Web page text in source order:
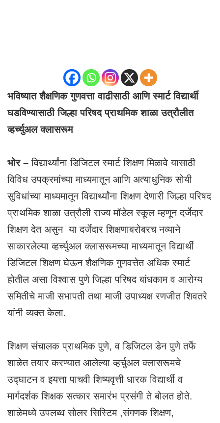
भविष्यात शैक्षणिक गुणवत्ता वाढीसाठी आणि स्मार्ट विद्यार्थी
घडविण्यासाठी जिल्हा परिषद प्राथमिक शाळा उत्रौलीत
व्हर्च्युअल क्लासरूम
भोर – विद्यार्थ्यांना डिजिटल स्मार्ट शिक्षण मिळावे यासाठी
विविध उपक्रमांच्या माध्यमातून आणि अत्याधुनिक सोयी
सुविधांच्या माध्यमातून विद्यार्थ्यांना शिक्षण देणारी जिल्हा परिषद
प्राथमिक शाळा उत्रौली राज्य मॉडेल स्कूल म्हणून दर्जेदार
शिक्षण देत असुन या दर्जेदार शिक्षणाबरोबरच नव्याने
साकारलेल्या व्हर्च्युअल क्लासरूमच्या माध्यमातून विद्यार्थी
डिजिटल शिक्षण घेऊन शैक्षणिक गुणवत्तेत अधिक स्मार्ट
होतील असा विश्वास पुणे जिल्हा परिषद बांधकाम व आरोग्य
समितीचे माजी सभापती तथा माजी उपाध्यक्ष रणजीत शिवतरे
यांनी व्यक्त केला.
शिक्षण संचालक प्राथमिक पुणे, व डिजिटल डेन पुणे तर्फे
शाळेत तयार करण्यात आलेल्या व्हर्चुअल क्लासरूमचे
उद्घाटन व इयत्ता पाचवी शिष्यवृत्ती धारक विद्यार्थी व
मार्गदर्शक शिक्षक सत्कार समारंभ प्रसंगी ते बोलत होते.
शाळेमध्ये उपलब्ध सोलर सिस्टिम ,संगणक शिक्षण,